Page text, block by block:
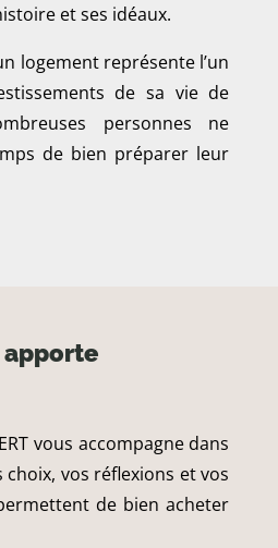
et ses idéaux.
logement représente l’un
de sa vie de
personnes ne
de bien préparer leur
apporte
vous accompagne dans
vos réflexions et vos
de bien acheter